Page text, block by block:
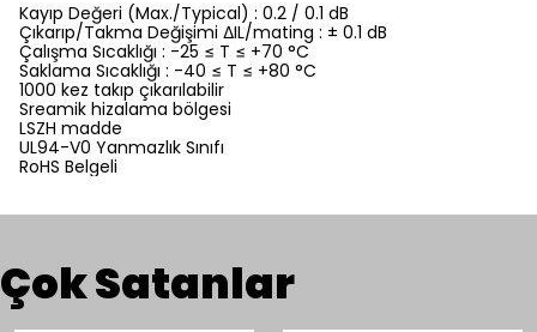
Kayıp Değeri (Max./Typical) : 0.2 / 0.1 dB
Çıkarıp/Takma Değişimi ΔIL/mating : ± 0.1 dB
Çalışma Sıcaklığı : -25 ≤ T ≤ +70 °C
Saklama Sıcaklığı : -40 ≤ T ≤ +80 °C
1000 kez takıp çıkarılabilir
Sreamik hizalama bölgesi
LSZH madde
UL94-V0 Yanmazlık Sınıfı
RoHS Belgeli
Çok Satanlar